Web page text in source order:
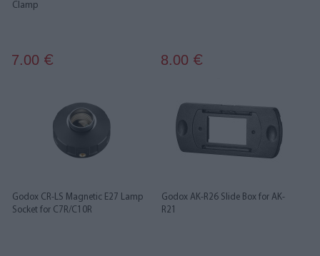
Clamp
7.00 € 8.00 €
Godox CR-LS Magnetic E27 Lamp
Socket for C7R/C10R
Godox AK-R26 Slide Box for AK-
R21